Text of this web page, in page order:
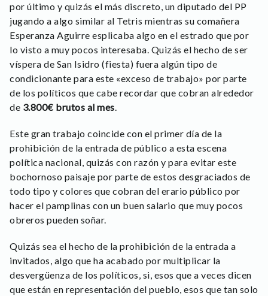
por último y quizás el más discreto, un diputado del PP
jugando a algo similar al Tetris mientras su comañera
Esperanza Aguirre esplicaba algo en el estrado que por
lo visto a muy pocos interesaba. Quizás el hecho de ser
víspera de San Isidro (fiesta) fuera algún tipo de
condicionante para este «exceso de trabajo» por parte
de los políticos que cabe recordar que cobran alrededor
de 3.800€ brutos al mes.
Este gran trabajo coincide con el primer día de la
prohibición de la entrada de público a esta escena
política nacional, quizás con razón y para evitar este
bochornoso paisaje por parte de estos desgraciados de
todo tipo y colores que cobran del erario público por
hacer el pamplinas con un buen salario que muy pocos
obreros pueden soñar.
Quizás sea el hecho de la prohibición de la entrada a
invitados, algo que ha acabado por multiplicar la
desvergüenza de los políticos, si, esos que a veces dicen
que están en representación del pueblo, esos que tan solo